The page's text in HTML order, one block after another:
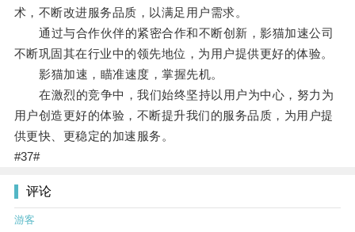
术，不断改进服务品质，以满足用户需求。
通过与合作伙伴的紧密合作和不断创新，影猫加速公司
不断巩固其在行业中的领先地位，为用户提供更好的体验。
影猫加速，瞄准速度，掌握先机。
在激烈的竞争中，我们始终坚持以用户为中心，努力为
用户创造更好的体验，不断提升我们的服务品质，为用户提
供更快、更稳定的加速服务。
#37#
评论
游客